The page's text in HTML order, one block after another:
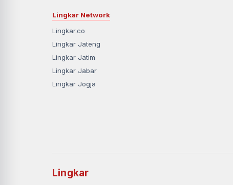
Lingkar Network
Lingkar.co
Lingkar Jateng
Lingkar Jatim
Lingkar Jabar
Lingkar Jogja
Lingkar